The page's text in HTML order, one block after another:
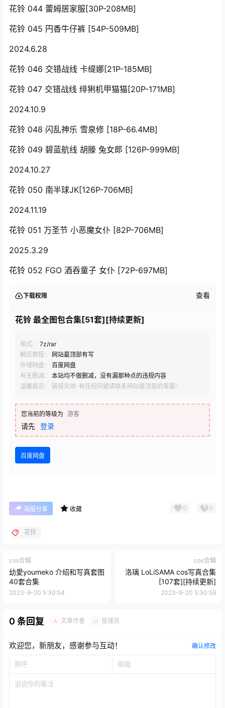
花铃 044 蕾姆居家服[30P-208MB]
花铃 045 円香牛仔裤 [54P-509MB]
2024.6.28
花铃 046 交错战线 卡缇娜[21P-185MB]
花铃 047 交错战线 绯猁机甲猫猫[20P-171MB]
2024.10.9
花铃 048 闪乱神乐 雪泉修 [18P-66.4MB]
花铃 049 碧蓝航线 胡滕 兔女郎 [126P-999MB]
2024.10.27
花铃 050 南半球JK[126P-706MB]
2024.11.19
花铃 051 万圣节 小恶魔女仆 [82P-706MB]
2025.3.29
花铃 052 FGO 酒吞童子 女仆 [72P-697MB]
下载权限 查看
花铃 最全图包合集[51套][持续更新]
格式：
7z/rar
解压教程：
网站最顶部有写
存储网盘：
百度网盘
有无删减：
本站均不做删减，没有漏那种点的违规内容
温馨提示： 链接失效-有任何问题请联系网站最顶部的客服：
您当前的等级为 游客
请先 登录
百度网盘
海报分享 收藏 0 0
花铃
cos合辑
幼愛youmeko 介绍和写真套图
40套合集
2023-9-20 5:30:54
cos合辑
洛璃 LoLiSAMA cos写真合集
[107套][持续更新]
2023-9-20 5:30:59
0 条回复 A 文章作者 M 管理员
欢迎您，新朋友，感谢参与互动！ 确认修改